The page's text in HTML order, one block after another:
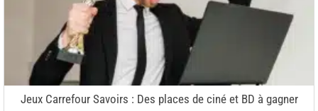
Jeux Carrefour Savoirs : Des places de ciné et BD à gagner